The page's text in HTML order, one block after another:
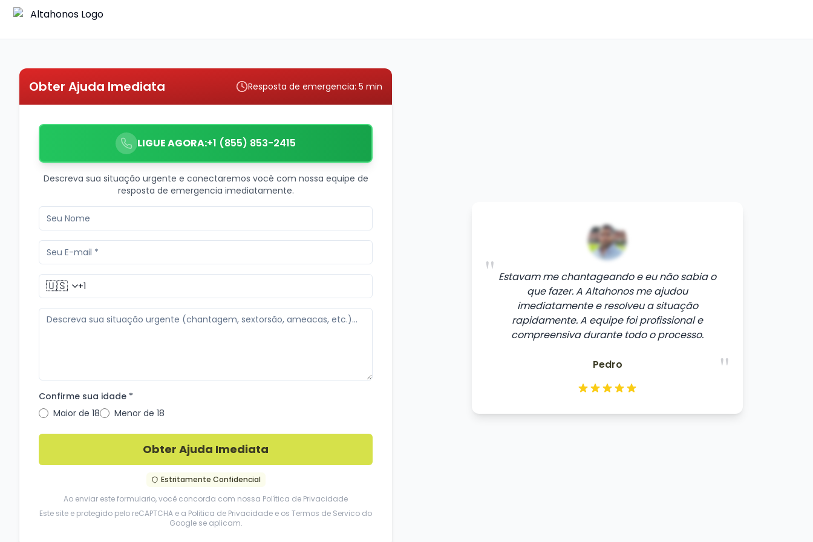
Obter Ajuda Imediata Resposta de emergencia: 5 min
LIGUE AGORA:+1 (855) 853-2415
Descreva sua situação urgente e conectaremos você com nossa equipe de
resposta de emergencia imediatamente.
🇺🇸
Confirme sua idade *
Maior de 18
Menor de 18
Obter Ajuda Imediata
Estritamente Confidencial
Ao enviar este formulario, você concorda com nossa Política de Privacidade
Este site e protegido pelo reCAPTCHA e a Politica de Privacidade e os Termos de Servico do
Google se aplicam.
" Estavam me chantageando e eu não sabia o
que fazer. A Altahonos me ajudou
imediatamente e resolveu a situação
rapidamente. A equipe foi profissional e
compreensiva durante todo o processo.
"
Pedro